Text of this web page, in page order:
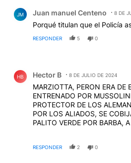
JM Juan manuel Centeno 8 DE
Porqué titulan que el Policía
RESPONDER 5 0
HB Hector B 8 DE JULIO DE 2024
MARZIOTTA, PERON ERA DE
ENTRENADO POR
PROTECTOR DE LOS
POR LOS ALIADOS, SE
PALITO VERDE POR BARBA,
ERA SOLO POR LO
TRIPLE A, YA EL VERSITO
FALLECIO... TODOS
RESPONDER 2 0